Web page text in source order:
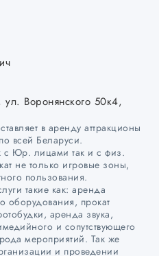
Воронянского 50к4,
в аренду аттракционы
всей Беларуси.
с Юр. лицами так и с физ.
не только игровые зоны,
пользования.
такие как: аренда
оборудования, прокат
аренда звука,
и сопутствующего
мероприятий. Так же
и проведении